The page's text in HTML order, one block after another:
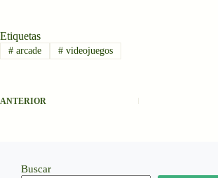
Etiquetas
#arcade #videojuegos
ANTERIOR
Buscar